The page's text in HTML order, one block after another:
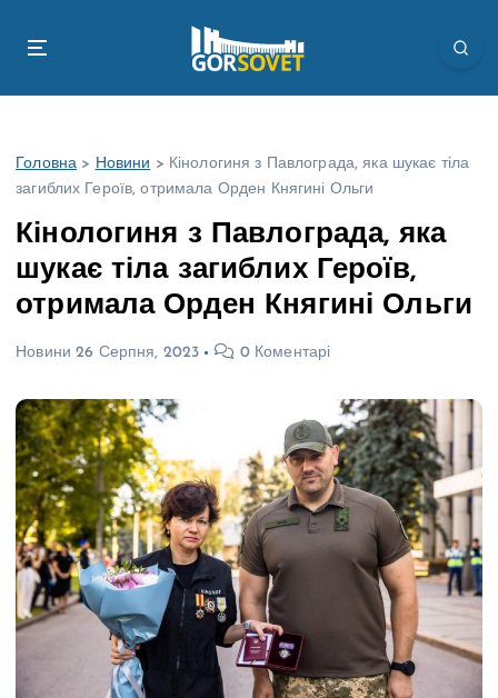
Головна > Новини > Кінологиня з Павлограда, яка шукає тіла
загиблих Героїв, отримала Орден Княгині Ольги
Кінологиня з Павлограда, яка
шукає тіла загиблих Героїв,
отримала Орден Княгині Ольги
Новини 26 Серпня, 2023 0 Коментарі